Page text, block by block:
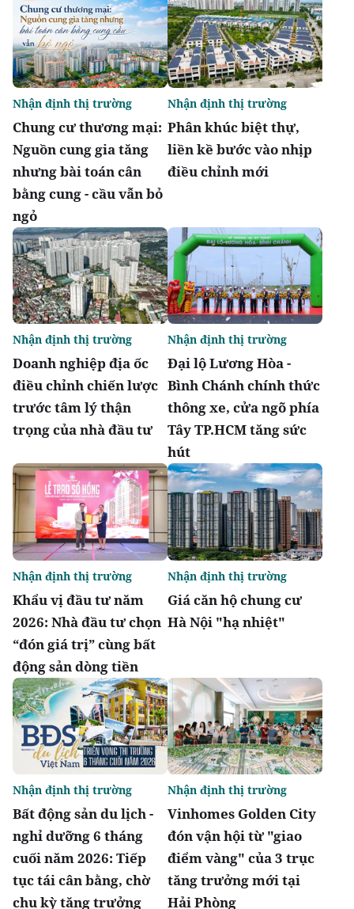
Chung cư thương mại:
Nguồn cung gia tăng
nhưng bài toán cân
bằng cung - cầu vẫn bỏ
ngỏ
Nhận định thị trường
Phân khúc biệt thự,
liền kề bước vào nhịp
điều chỉnh mới
Nhận định thị trường
Doanh nghiệp địa ốc
điều chỉnh chiến lược
trước tâm lý thận
trọng của nhà đầu tư
Nhận định thị trường
Đại lộ Lương Hòa -
Bình Chánh chính thức
thông xe, cửa ngõ phía
Tây TP.HCM tăng sức
hút
Nhận định thị trường
Khẩu vị đầu tư năm
2026: Nhà đầu tư chọn
“đón giá trị” cùng bất
động sản dòng tiền
Nhận định thị trường
Giá căn hộ chung cư
Hà Nội "hạ nhiệt"
Nhận định thị trường
Bất động sản du lịch -
nghỉ dưỡng 6 tháng
cuối năm 2026: Tiếp
tục tái cân bằng, chờ
chu kỳ tăng trưởng
Nhận định thị trường
Vinhomes Golden City
đón vận hội từ "giao
điểm vàng" của 3 trục
tăng trưởng mới tại
Hải Phòng
Nhận định thị trường